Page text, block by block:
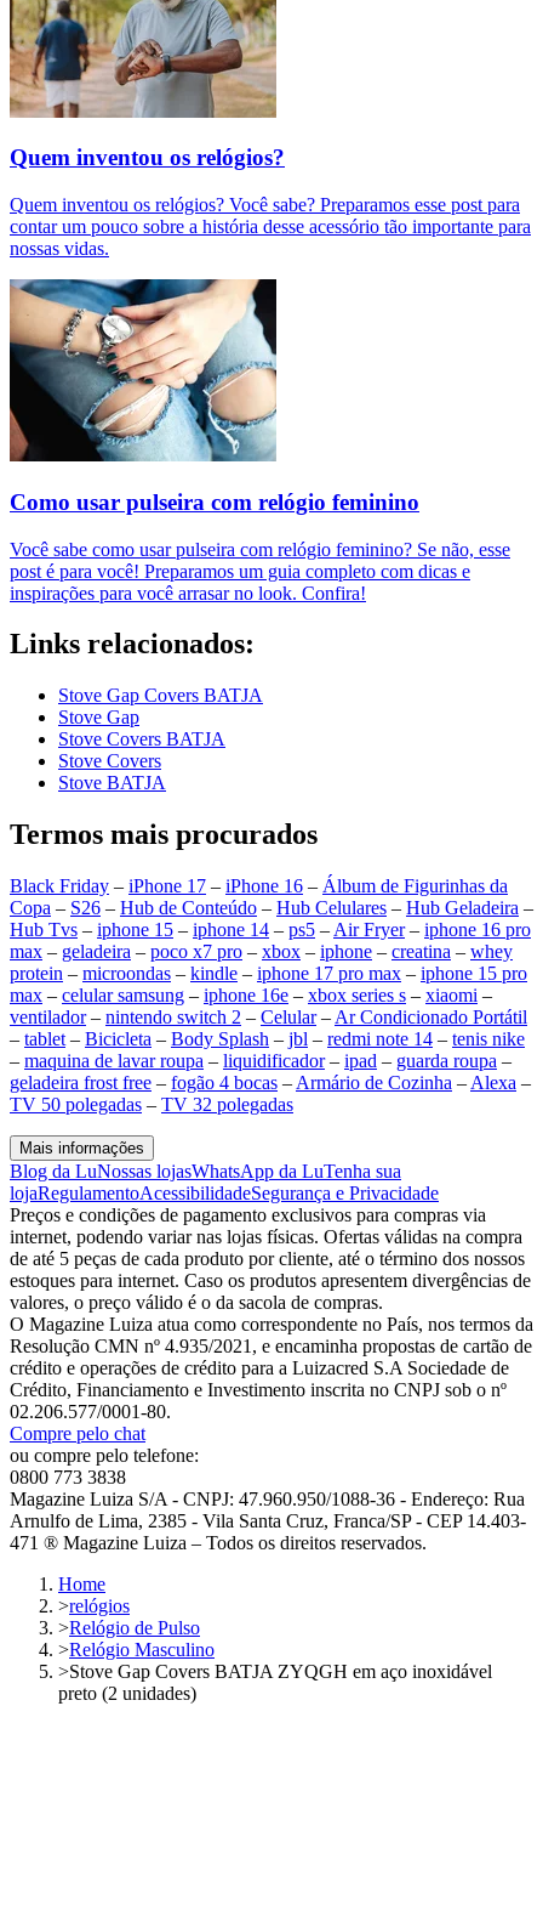
Quem inventou os relógios?
Quem inventou os relógios? Você sabe? Preparamos esse post para
contar um pouco sobre a história desse acessório tão importante para
nossas vidas.
Como usar pulseira com relógio feminino
Você sabe como usar pulseira com relógio feminino? Se não, esse
post é para você! Preparamos um guia completo com dicas e
inspirações para você arrasar no look. Confira!
Links relacionados:
Stove Gap Covers BATJA
Stove Gap
Stove Covers BATJA
Stove Covers
Stove BATJA
Termos mais procurados
Black Friday – iPhone 17 – iPhone 16 – Álbum de Figurinhas da
Copa – S26 – Hub de Conteúdo – Hub Celulares – Hub Geladeira –
Hub Tvs – iphone 15 – iphone 14 – ps5 – Air Fryer– iphone 16 pro
max – geladeira – poco x7 pro – xbox – iphone – creatina – whey
protein – microondas – kindle – iphone 17 pro max – iphone 15 pro
max – celular samsung – iphone 16e – xbox series s – xiaomi –
ventilador– nintendo switch 2 – Celular– Ar Condicionado Portátil
– tablet – Bicicleta – Body Splash – jbl – redmi note 14 – tenis nike
– maquina de lavar roupa – liquidificador– ipad – guarda roupa –
geladeira frost free – fogão 4 bocas – Armário de Cozinha – Alexa –
TV 50 polegadas – TV 32 polegadas
Mais informações
Blog da LuNossas lojasWhatsApp da LuTenha sua
lojaRegulamentoAcessibilidadeSegurança e Privacidade
Preços e condições de pagamento exclusivos para compras via
internet, podendo variar nas lojas físicas. Ofertas válidas na compra
de até 5 peças de cada produto por cliente, até o término dos nossos
estoques para internet. Caso os produtos apresentem divergências de
valores, o preço válido é o da sacola de compras.
O Magazine Luiza atua como correspondente no País, nos termos da
Resolução CMN nº 4.935/2021, e encaminha propostas de cartão de
crédito e operações de crédito para a Luizacred S.A Sociedade de
Crédito, Financiamento e Investimento inscrita no CNPJ sob o nº
02.206.577/0001-80.
Compre pelo chat
ou compre pelo telefone:
0800 773 3838
Magazine Luiza S/A - CNPJ: 47.960.950/1088-36 - Endereço: Rua
Arnulfo de Lima, 2385 - Vila Santa Cruz, Franca/SP - CEP 14.403-
471 ® Magazine Luiza – Todos os direitos reservados.
Home
>relógios
>Relógio de Pulso
>Relógio Masculino
>Stove Gap Covers BATJA ZYQGH em aço inoxidável
preto (2 unidades)